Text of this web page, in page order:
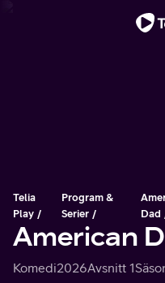
Telia
Play
Program &
Serier
Dad
American
Komedi2026Avsnitt 1